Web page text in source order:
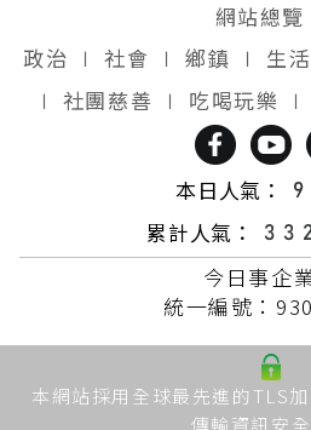
網站總覽
政治 ∣ 社會 ∣ 鄉鎮 ∣ 生活
∣ 社團慈善 ∣ 吃喝玩樂 ∣
本日人氣：
累計人氣：
今日事企
統一編號：
本網站採用全球最先進的TLS
傳輸資訊安